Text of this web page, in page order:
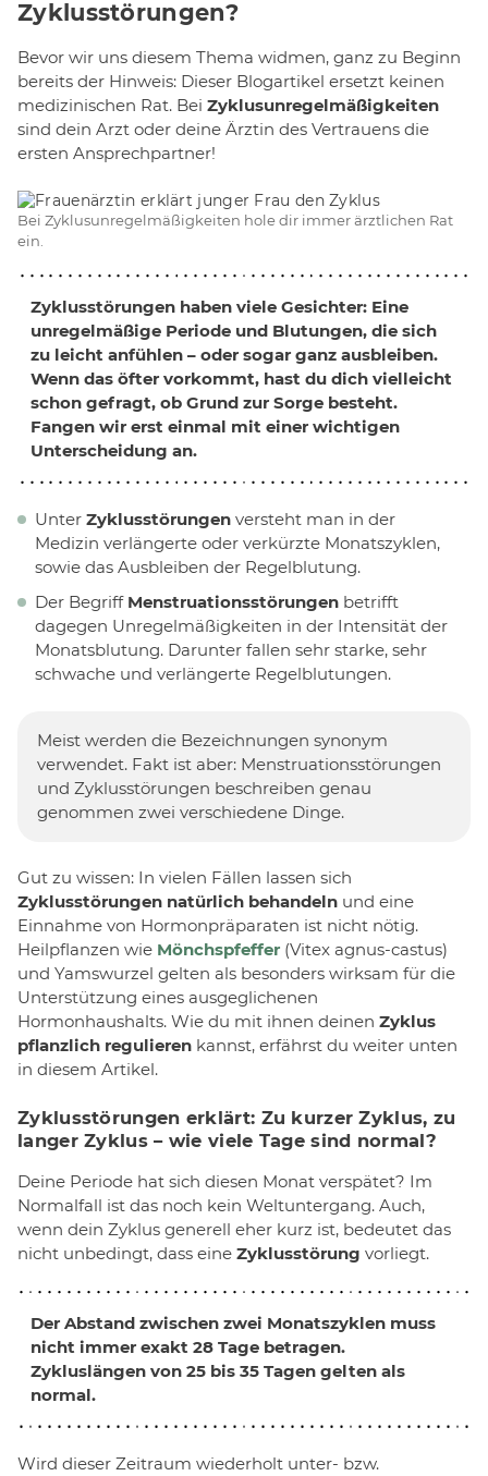
Zyklusstörungen?
Bevor wir uns diesem Thema widmen, ganz zu Beginn
bereits der Hinweis: Dieser Blogartikel ersetzt keinen
medizinischen Rat. Bei Zyklusunregelmäßigkeiten
sind dein Arzt oder deine Ärztin des Vertrauens die
ersten Ansprechpartner!
Bei Zyklusunregelmäßigkeiten hole dir immer ärztlichen Rat
ein.
Zyklusstörungen haben viele Gesichter: Eine
unregelmäßige Periode und Blutungen, die sich
zu leicht anfühlen – oder sogar ganz ausbleiben.
Wenn das öfter vorkommt, hast du dich vielleicht
schon gefragt, ob Grund zur Sorge besteht.
Fangen wir erst einmal mit einer wichtigen
Unterscheidung an.
Unter Zyklusstörungen versteht man in der
Medizin verlängerte oder verkürzte Monatszyklen,
sowie das Ausbleiben der Regelblutung.
Der Begriff Menstruationsstörungen betrifft
dagegen Unregelmäßigkeiten in der Intensität der
Monatsblutung. Darunter fallen sehr starke, sehr
schwache und verlängerte Regelblutungen.
Meist werden die Bezeichnungen synonym
verwendet. Fakt ist aber: Menstruationsstörungen
und Zyklusstörungen beschreiben genau
genommen zwei verschiedene Dinge.
Gut zu wissen: In vielen Fällen lassen sich
Zyklusstörungen natürlich behandeln und eine
Einnahme von Hormonpräparaten ist nicht nötig.
Heilpflanzen wie Mönchspfeffer (Vitex agnus-castus)
und Yamswurzel gelten als besonders wirksam für die
Unterstützung eines ausgeglichenen
Hormonhaushalts. Wie du mit ihnen deinen Zyklus
pflanzlich regulieren kannst, erfährst du weiter unten
in diesem Artikel.
Zyklusstörungen erklärt: Zu kurzer Zyklus, zu
langer Zyklus – wie viele Tage sind normal?
Deine Periode hat sich diesen Monat verspätet? Im
Normalfall ist das noch kein Weltuntergang. Auch,
wenn dein Zyklus generell eher kurz ist, bedeutet das
nicht unbedingt, dass eine Zyklusstörung vorliegt.
Der Abstand zwischen zwei Monatszyklen muss
nicht immer exakt 28 Tage betragen.
Zykluslängen von 25 bis 35 Tagen gelten als
normal.
Wird dieser Zeitraum wiederholt unter- bzw.